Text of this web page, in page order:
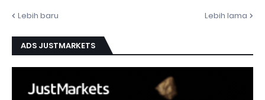
Lebih baru Lebih lama
ADS JUSTMARKETS